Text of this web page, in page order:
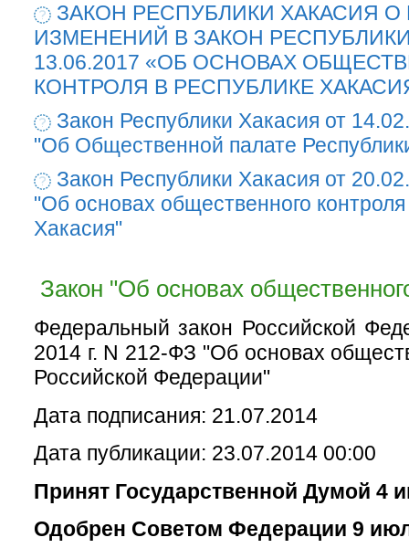
ЗАКОН РЕСПУБЛИКИ ХАКАСИЯ
ИЗМЕНЕНИЙ В ЗАКОН
13.06.2017 «ОБ ОСНОВАХ
КОНТРОЛЯ В РЕСПУБЛИКЕ
Закон Республики Хакасия от
"Об Общественной палате
Закон Республики Хакасия от
"Об основах общественного
Хакасия"
Закон "Об основах
Федеральный закон Российской
2014 г. N 212-ФЗ "Об основах
Российской Федерации"
Дата подписания: 21.07.2014
Дата публикации: 23.07.2014 00:00
Принят Государственной Думой 4
Одобрен Советом Федерации 9